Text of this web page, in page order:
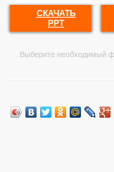
СКАЧАТЬ
PPT
Выберите необходимый